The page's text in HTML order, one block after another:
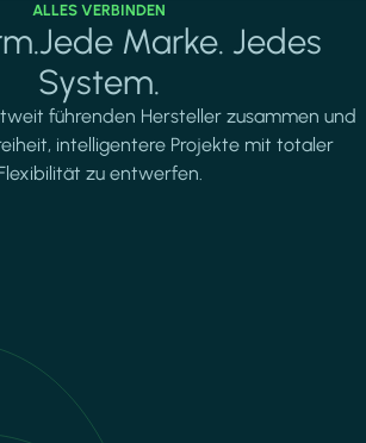
ALLES VERBINDEN
Marke. Jedes
System.
führenden Hersteller zusammen und
intelligentere Projekte mit totaler
zu entwerfen.